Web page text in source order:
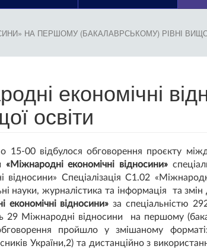
НА ПЕРШОМУ (БАКАЛАВРСЬКОМУ) РІВНІ
економічні
освіти
15-00 відбулося обговорення проєкту
«Міжнародні економічні відносини»
відносини» Спеціалізація С1.02
науки, журналістика та інформація та
економічні відносини» за спеціальністю
29 Міжнародні відносини на першому
пройшло у змішаному
України,2) та дистанційно з